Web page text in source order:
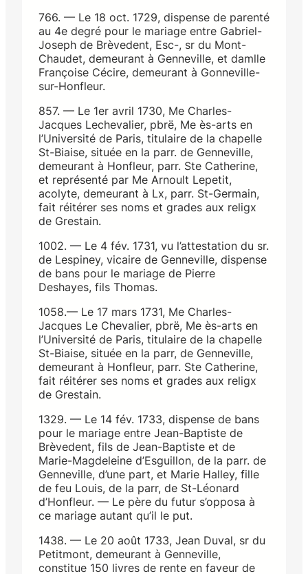
766. — Le 18 oct. 1729, dispense de parenté
au 4e degré pour le mariage entre Gabriel-
Joseph de Brèvedent, Esc-, sr du Mont-
Chaudet, demeurant à Genneville, et damlle
Françoise Cécire, demeurant à Gonneville-
sur-Honfleur.
857. — Le 1er avril 1730, Me Charles-
Jacques Lechevalier, pbrë, Me ès-arts en
l’Université de Paris, titulaire de la chapelle
St-Biaise, située en la parr. de Genneville,
demeurant à Honfleur, parr. Ste Catherine,
et représenté par Me Arnoult Lepetit,
acolyte, demeurant à Lx, parr. St-Germain,
fait réitérer ses noms et grades aux religx
de Grestain.
1002. — Le 4 fév. 1731, vu l’attestation du sr.
de Lespiney, vicaire de Genneville, dispense
de bans pour le mariage de Pierre
Deshayes, fils Thomas.
1058.— Le 17 mars 1731, Me Charles-
Jacques Le Chevalier, pbrë, Me ès-arts en
l’Université de Paris, titulaire de la chapelle
St-Biaise, située en la parr, de Genneville,
demeurant à Honfleur, parr. Ste Catherine,
fait réitérer ses noms et grades aux religx
de Grestain.
1329. — Le 14 fév. 1733, dispense de bans
pour le mariage entre Jean-Baptiste de
Brèvedent, fils de Jean-Baptiste et de
Marie-Magdeleine d’Esguillon, de la parr. de
Genneville, d’une part, et Marie Halley, fille
de feu Louis, de la parr, de St-Léonard
d’Honfleur. — Le père du futur s’opposa à
ce mariage autant qu’il le put.
1438. — Le 20 août 1733, Jean Duval, sr du
Petitmont, demeurant à Genneville,
constitue 150 livres de rente en faveur de